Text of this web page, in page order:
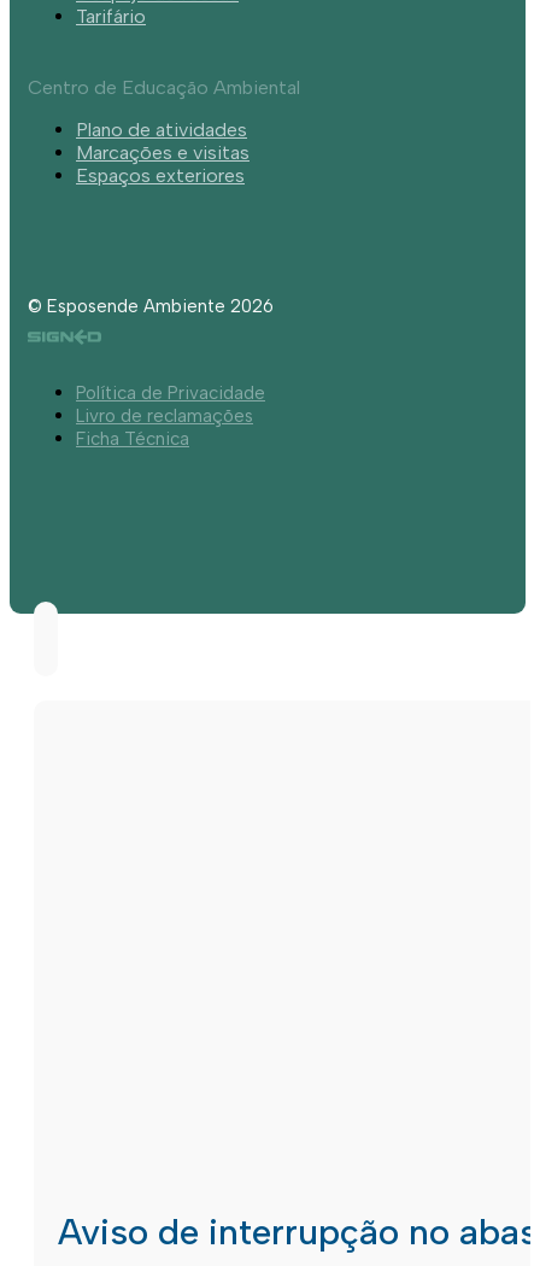
Tarifário
Centro de Educação Ambiental
Plano de atividades
Marcações e visitas
Espaços exteriores
© Esposende Ambiente 2026
Política de Privacidade
Livro de reclamações
Ficha Técnica
Aviso de interrupção no